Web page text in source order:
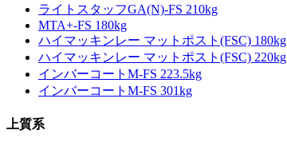
ライトスタッフGA(N)-FS 210kg
MTA+-FS 180kg
ハイマッキンレー マットポスト(FSC) 180kg
ハイマッキンレー マットポスト(FSC) 220kg
インバーコートM-FS 223.5kg
インバーコートM-FS 301kg
上質系